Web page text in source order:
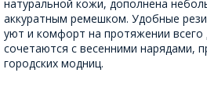
натуральной кожи, дополнена
аккуратным ремешком. Удобные
уют и комфорт на протяжении всего
сочетаются с весенними нарядами,
городских модниц.